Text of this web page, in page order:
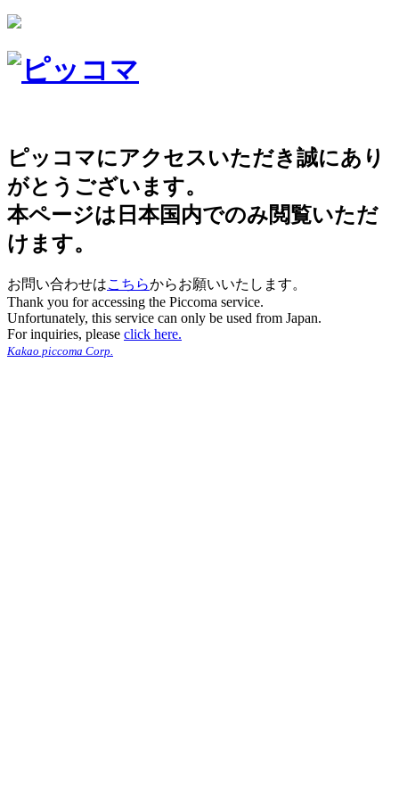
ピッコマにアクセスいただき誠にあり
がとうございます。
本ページは日本国内でのみ閲覧いただ
けます。
お問い合わせはこちらからお願いいたします。
Thank you for accessing the Piccoma service.
Unfortunately, this service can only be used from Japan.
For inquiries, please click here.
Kakao piccoma Corp.